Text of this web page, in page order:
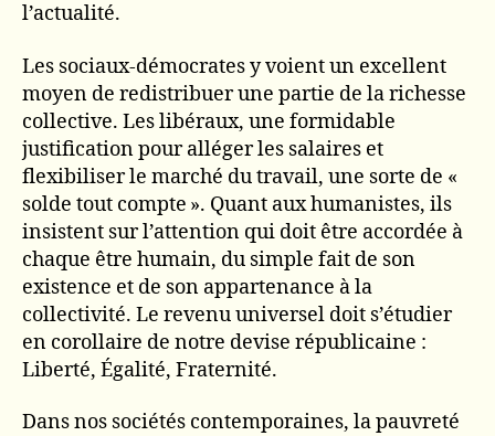
l’actualité.
Les sociaux-démocrates y voient un excellent
moyen de redistribuer une partie de la richesse
collective. Les libéraux, une formidable
justification pour alléger les salaires et
flexibiliser le marché du travail, une sorte de «
solde tout compte ». Quant aux humanistes, ils
insistent sur l’attention qui doit être accordée à
chaque être humain, du simple fait de son
existence et de son appartenance à la
collectivité. Le revenu universel doit s’étudier
en corollaire de notre devise républicaine :
Liberté, Égalité, Fraternité.
Dans nos sociétés contemporaines, la pauvreté